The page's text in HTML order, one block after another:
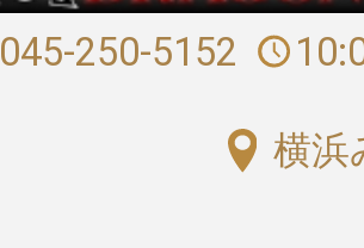
045-250-5152
横浜